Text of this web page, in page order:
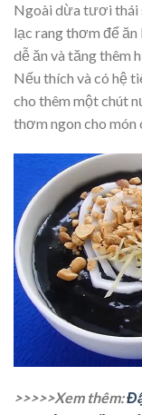
Ngoài dừa tươi thái
lạc rang thơm để ăn
dễ ăn và tăng thêm
Nếu thích và có hệ
cho thêm một chút
thơm ngon cho món
>>>>>Xem thêm: